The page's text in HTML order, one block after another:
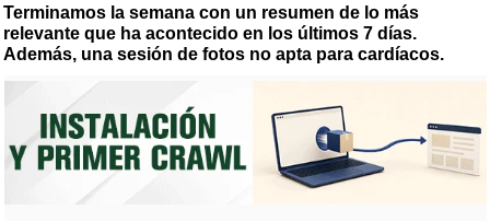
Terminamos la semana con un resumen de lo más
relevante que ha acontecido en los últimos 7 días.
Además, una sesión de fotos no apta para cardíacos.